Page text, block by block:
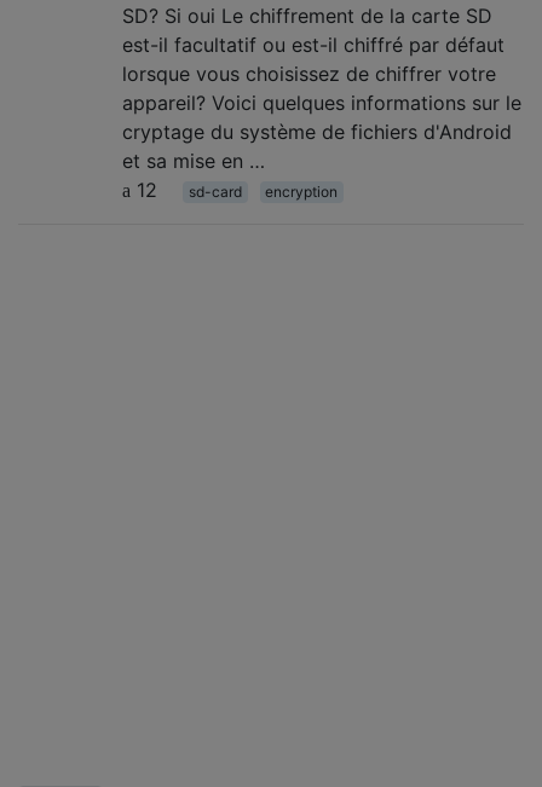
SD? Si oui Le chiffrement de la carte SD
est-il facultatif ou est-il chiffré par défaut
lorsque vous choisissez de chiffrer votre
appareil? Voici quelques informations sur le
cryptage du système de fichiers d'Android
et sa mise en …
12
sd-card encryption